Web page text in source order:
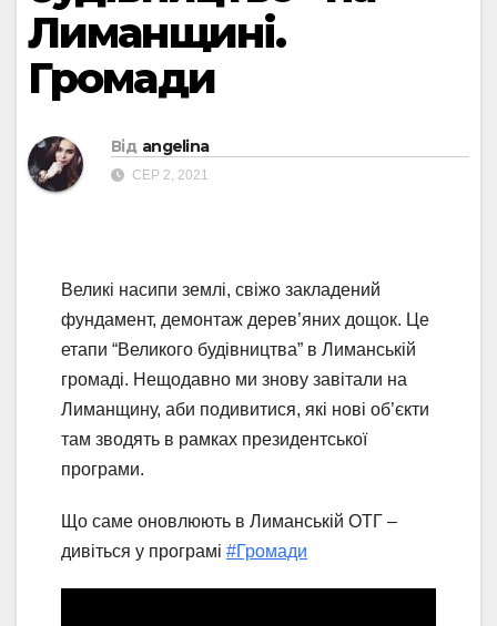
Лиманщині.
Громади
Від angelina
СЕР 2, 2021
Великі насипи землі, свіжо закладений
фундамент, демонтаж дерев’яних дощок. Це
етапи “Великого будівництва” в Лиманській
громаді. Нещодавно ми знову завітали на
Лиманщину, аби подивитися, які нові об’єкти
там зводять в рамках президентської
програми.
Що саме оновлюють в Лиманській ОТГ –
дивіться у програмі #Громади